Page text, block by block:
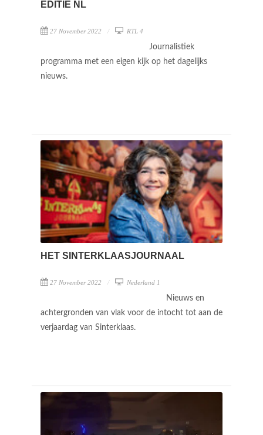
EDITIE NL
27 November 2022 RTL 4
Journalistiek
programma met een eigen kijk op het dagelijks
nieuws.
HET SINTERKLAASJOURNAAL
27 November 2022 Nederland 1
Nieuws en
achtergronden van vlak voor de intocht tot aan de
verjaardag van Sinterklaas.